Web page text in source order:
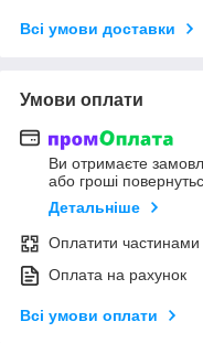
Всі умови доставки
Умови оплати
Ви отримаєте
або гроші
Детальніше
Оплатити частинами
Оплата на рахунок
Всі умови оплати